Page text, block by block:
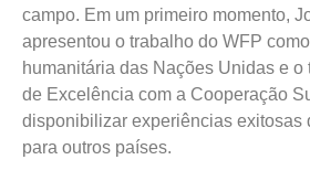
campo. Em um primeiro momento,
apresentou o trabalho do WFP
humanitária das Nações Unidas e o
de Excelência com a Cooperação
disponibilizar experiências exitosas
para outros países.